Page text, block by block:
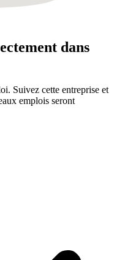
dans
Suivez cette entreprise et
emplois seront